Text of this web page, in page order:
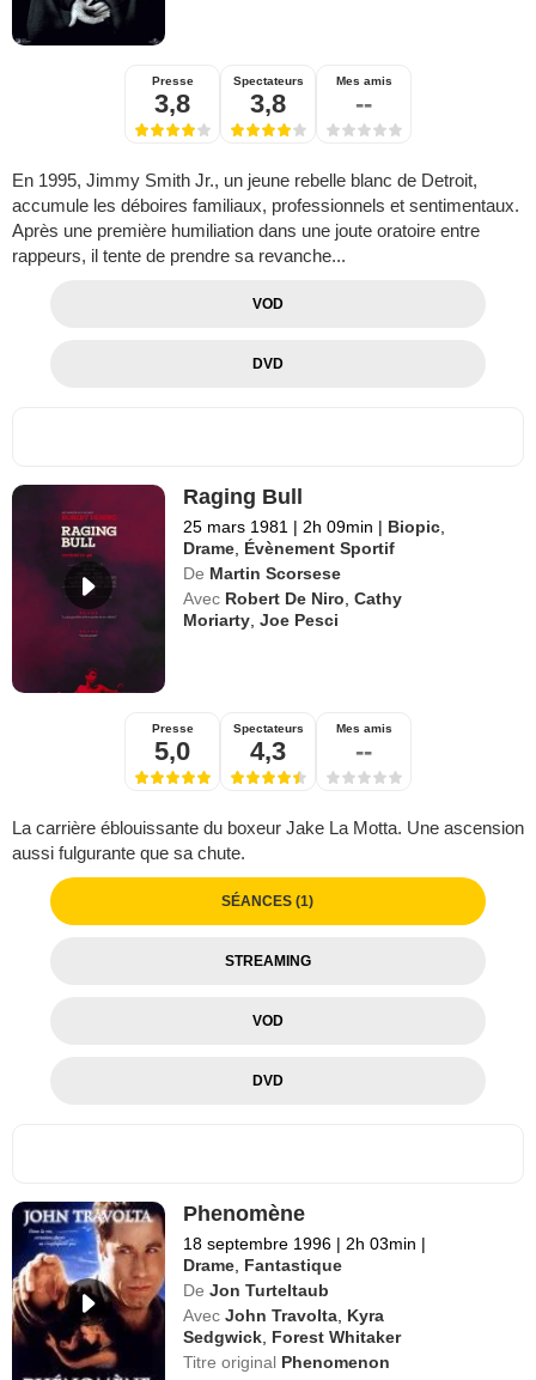
Presse
3,8
Spectateurs
3,8
Mes amis
--
En 1995, Jimmy Smith Jr., un jeune rebelle blanc de Detroit,
accumule les déboires familiaux, professionnels et sentimentaux.
Après une première humiliation dans une joute oratoire entre
rappeurs, il tente de prendre sa revanche...
VOD
DVD
Raging Bull
25 mars 1981 | 2h 09min | Biopic,
Drame, Évènement Sportif
De Martin Scorsese
Avec Robert De Niro,Cathy
Moriarty,Joe Pesci
Presse
5,0
Spectateurs
4,3
Mes amis
--
La carrière éblouissante du boxeur Jake La Motta. Une ascension
aussi fulgurante que sa chute.
SÉANCES (1)
STREAMING
VOD
DVD
Phenomène
18 septembre 1996 | 2h 03min |
Drame, Fantastique
De Jon Turteltaub
Avec John Travolta, Kyra
Sedgwick, Forest Whitaker
Titre original Phenomenon